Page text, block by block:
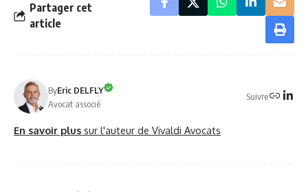
Partager cet
article
ByEric DELFLY
Avocat associé
Suivre
En savoir plus sur l'auteur de Vivaldi Avocats